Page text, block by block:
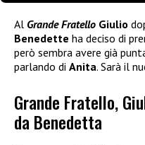
Al Grande Fratello Giulio
Benedette ha deciso di
però sembra avere già
parlando di Anita. Sarà il
Grande Fratello,
da Benedetta